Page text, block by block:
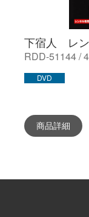
下宿人 レ
RDD-51144 /
DVD
商品詳細